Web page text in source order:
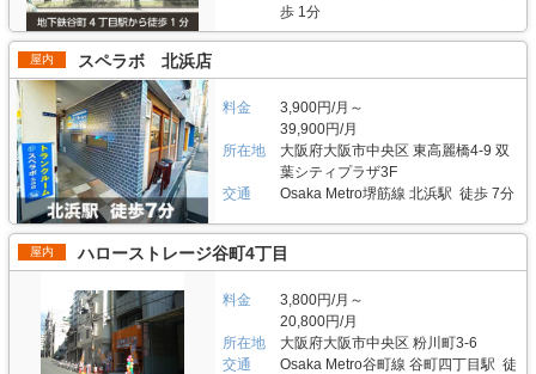
歩 1分
屋内 スペラボ 北浜店
料金
3,900円/月～
39,900円/月
所在地
大阪府大阪市中央区 東高麗橋4-9 双
葉シティプラザ3F
交通
Osaka Metro堺筋線 北浜駅 徒歩 7分
屋内 ハローストレージ谷町4丁目
料金
3,800円/月～
20,800円/月
所在地
大阪府大阪市中央区 粉川町3-6
交通
Osaka Metro谷町線 谷町四丁目駅 徒